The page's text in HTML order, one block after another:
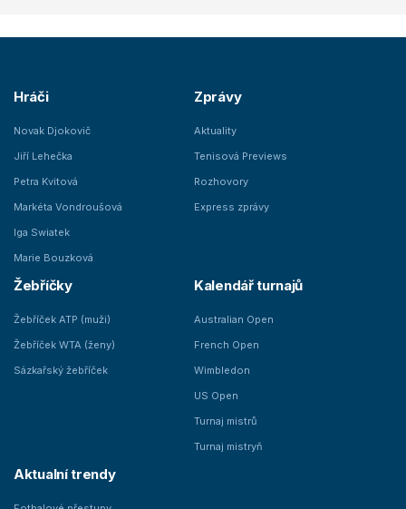
Hráči
Novak Djokovič
Jiří Lehečka
Petra Kvitová
Markéta Vondroušová
Iga Swiatek
Marie Bouzková
Zprávy
Aktuality
Tenisová Previews
Rozhovory
Express zprávy
Žebříčky
Žebříček ATP (muži)
Žebříček WTA (ženy)
Sázkařský žebříček
Kalendář turnajů
Australian Open
French Open
Wimbledon
US Open
Turnaj mistrů
Turnaj mistryň
Aktualní trendy